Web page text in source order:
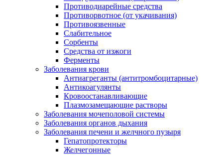
Противодиарейные средства
Противорвотное (от укачивания)
Противоязвенные
Слабительное
Сорбенты
Средства от изжоги
Ферменты
Заболевания крови
Антиагреганты (антитромбоцитарные)
Антикоагулянты
Кровоостанавливающие
Плазмозамещающие растворы
Заболевания мочеполовой системы
Заболевания органов дыхания
Заболевания печени и желчного пузыря
Гепатопротекторы
Желчегонные